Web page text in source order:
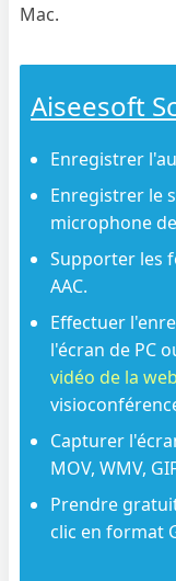
Mac.
Aiseesoft
Enregistrer
Enregistrer le
microphone
Supporter les
AAC.
Effectuer
l'écran de PC
vidéo de la
Capturer
MOV, WMV,
Prendre
clic en format